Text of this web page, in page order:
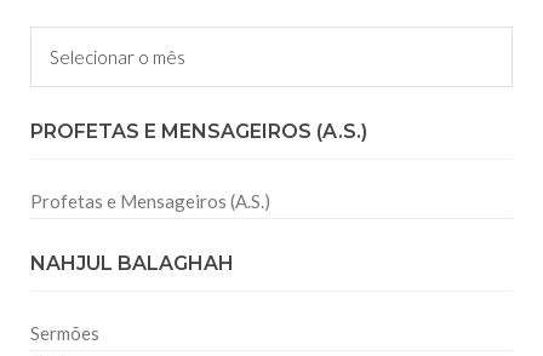
Arquivos
PROFETAS E MENSAGEIROS (A.S.)
Profetas e Mensageiros (A.S.)
NAHJUL BALAGHAH
Sermões